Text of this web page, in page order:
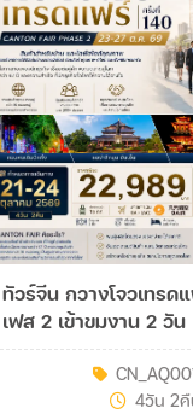
ทัวร์จีน กวางโจวเทรด
เฟส 2 เข้าขมงาน 2 วั
บ้านและไลฟ์สไตล์คุณภาพ) #ทั
ลงร้าน 4วัน 2คืน (AQ)
4วัน 2